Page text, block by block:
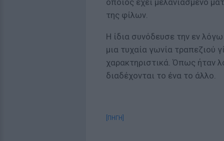
οποίος έχει μελανιασμένο
της φίλων.
Η ίδια συνόδευσε την εν
μια τυχαία γωνία τραπεζιού
χαρακτηριστικά. Όπως ήταν
διαδέχονται το ένα το άλλο.
[ΠΗΓΗ]